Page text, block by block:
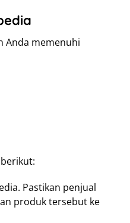
Anda memenuhi
Pastikan penjual
produk tersebut ke